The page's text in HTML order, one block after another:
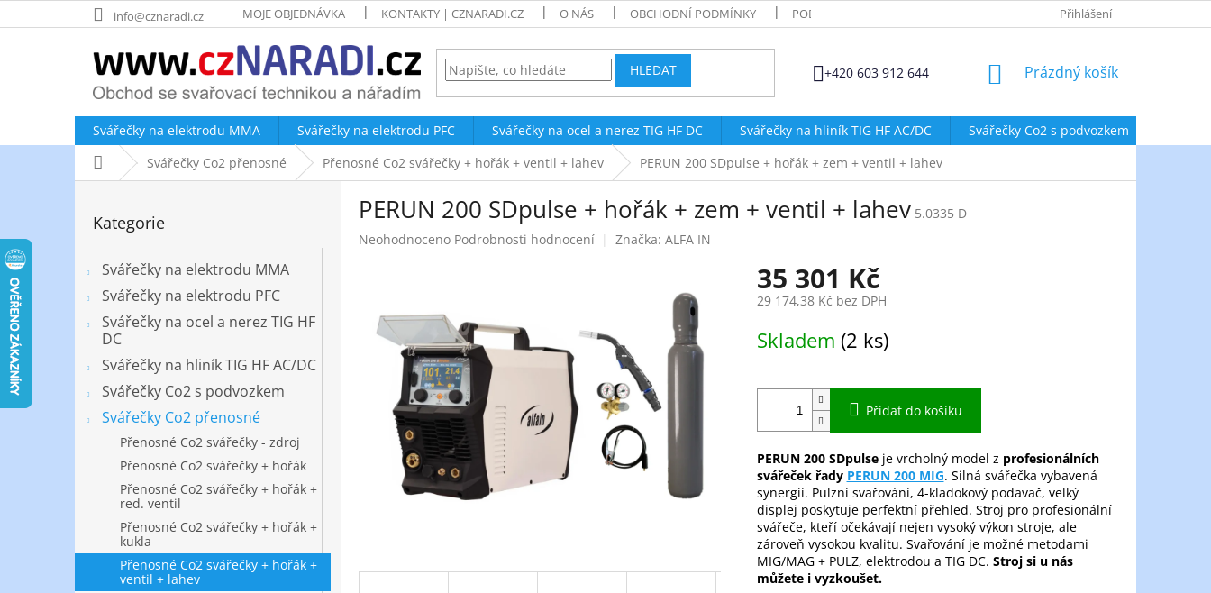
na
info@cznaradi.cz MOJE OBJEDNÁVKA KONTAKTY | CZNARADI.CZ O NÁS OBCHODNÍ PODMÍNKY PODMÍNKY OCHRANY OSOBNÍCH ÚDAJŮ ZÁSADY POUŽÍVÁNÍ
Přihlášení
HLEDAT +420 603 912 644
NÁKUPNÍ
Prázdný košík
Svářečky na elektrodu MMA Svářečky na elektrodu PFC Svářečky na ocel a nerez TIG HF DC Svářečky na hliník TIG HF AC/DC Svářečky Co2 s podvozkem
Domů Svářečky Co2 přenosné Přenosné Co2 svářečky + hořák + ventil + lahev PERUN 200 SDpulse + hořák + zem + ventil + lahev
kategorie
Kategorie
Svářečky na elektrodu MMA
Svářečky na elektrodu PFC
Svářečky na ocel a nerez TIG HF
DC
Svářečky na hliník TIG HF AC/DC
Svářečky Co2 s podvozkem
Svářečky Co2 přenosné
Přenosné Co2 svářečky - zdroj
Přenosné Co2 svářečky + hořák
Přenosné Co2 svářečky + hořák +
red. ventil
Přenosné Co2 svářečky + hořák +
kukla
Přenosné Co2 svářečky + hořák +
ventil + lahev
PERUN 200 SDpulse + hořák + zem + ventil + lahev 5.0335 D
Průměrné
hvězdiček.
Neohodnoceno Podrobnosti hodnocení Značka: ALFA IN
35 301 Kč
29 174,38 Kč bez DPH
cena:
Skladem (2 ks)
Přidat do košíku
PERUN 200 SDpulseje vrcholný model z profesionálních
svářeček řady PERUN 200 MIG. Silná svářečka vybavená
synergií. Pulzní svařování, 4-kladokový podavač, velký
displej poskytuje perfektní přehled. Stroj pro profesionální
svářeče, kteří očekávají nejen vysoký výkon stroje, ale
zároveň vysokou kvalitu. Svařování je možné metodami
MIG/MAG + PULZ, elektrodou a TIG DC. Stroj si u nás
můžete i vyzkoušet.